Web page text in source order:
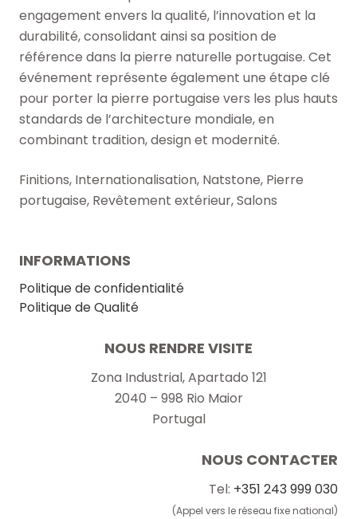
engagement envers la qualité, l’innovation et la
durabilité, consolidant ainsi sa position de
référence dans la pierre naturelle portugaise. Cet
événement représente également une étape clé
pour porter la pierre portugaise vers les plus hauts
standards de l’architecture mondiale, en
combinant tradition, design et modernité.
Finitions, Internationalisation, Natstone, Pierre
portugaise, Revêtement extérieur,Salons
INFORMATIONS
Politique de confidentialité
Politique de Qualité
NOUS RENDRE VISITE
Zona Industrial, Apartado 121
2040 – 998 Rio Maior
Portugal
NOUS CONTACTER
Tel: +351 243 999 030
(Appel vers le réseau fixe national)